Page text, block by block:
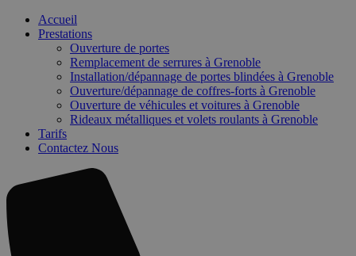
Accueil
Prestations
Ouverture de portes
Remplacement de serrures à Grenoble
Installation/dépannage de portes blindées à Grenoble
Ouverture/dépannage de coffres-forts à Grenoble
Ouverture de véhicules et voitures à Grenoble
Rideaux métalliques et volets roulants à Grenoble
Tarifs
Contactez Nous